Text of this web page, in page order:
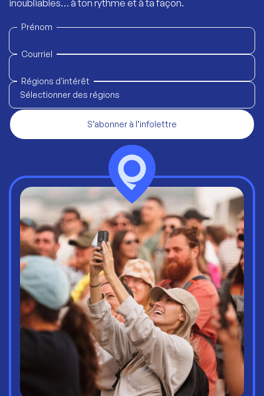
inoubliables… à ton rythme et à ta façon.
Prénom
Courriel
Régions d'intérêt
Sélectionner des régions
S’abonner à l’infolettre